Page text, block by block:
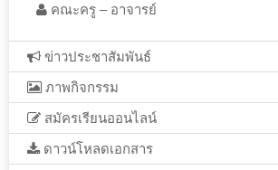
คณะครู – อาจารย์
ข่าวประชาสัมพันธ์
ภาพกิจกรรม
สมัครเรียนออนไลน์
ดาวน์โหลดเอกสาร